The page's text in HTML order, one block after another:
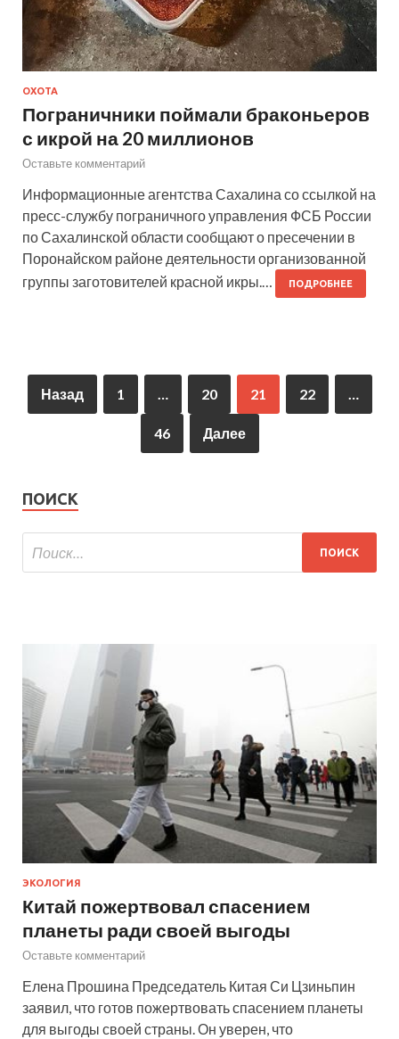
ОХОТА
Пограничники поймали браконьеров
с икрой на 20 миллионов
Оставьте комментарий
Информационные агентства Сахалина со ссылкой на
пресс-службу пограничного управления ФСБ России
по Сахалинской области сообщают о пресечении в
Поронайском районе деятельности организованной
группы заготовителей красной икры.…
ПОДРОБНЕЕ
Назад 1 … 20 21 22 …
46 Далее
ПОИСК
ЭКОЛОГИЯ
Китай пожертвовал спасением
планеты ради своей выгоды
Оставьте комментарий
Елена Прошина Председатель Китая Си Цзиньпин
заявил, что готов пожертвовать спасением планеты
для выгоды своей страны. Он уверен, что